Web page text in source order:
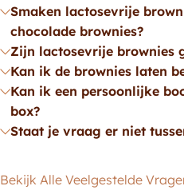
Smaken lactosevrije
chocolade brownies?
Zijn lactosevrije brownies
Kan ik de brownies laten
Kan ik een persoonlijke
box?
Staat je vraag er niet
Bekijk Alle Veelgestelde